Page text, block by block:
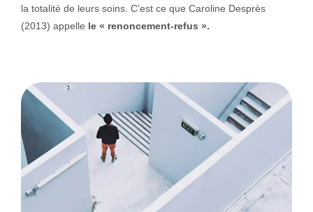
la totalité de leurs soins. C’est ce que Caroline Desprès
(2013) appelle le « renoncement-refus ».